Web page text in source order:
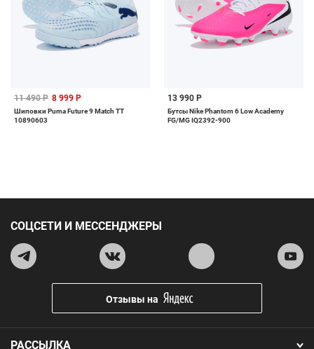
11 490 Р 8 999 Р
Шиповки Puma Future 9 Match TT
10890603
13 990 Р
Бутсы Nike Phantom 6 Low Academy
FG/MG IQ2392-900
РАССЫЛКА
СОЦСЕТИ И МЕССЕНДЖЕРЫ
Отзывы на